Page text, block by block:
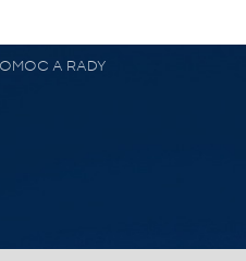
A RADY